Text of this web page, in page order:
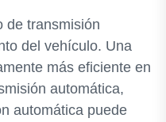
de transmisión
del vehículo. Una
más eficiente en
automática,
automática puede